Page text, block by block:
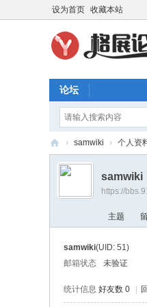
设为首页 收藏本站
论坛
格
论
› samwiki › 个人资
samwiki
https://
主题
samwiki(UID: 51)
邮箱状态
未验证
统计信息 好友数 0